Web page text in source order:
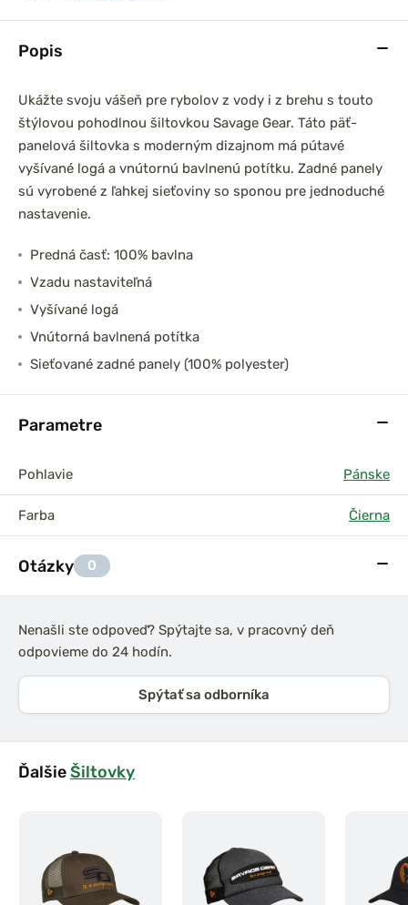
Popis
Ukážte svoju vášeň pre rybolov z vody i z brehu s touto
štýlovou pohodlnou šiltovkou Savage Gear. Táto päť-
panelová šiltovka s moderným dizajnom má pútavé
vyšívané logá a vnútornú bavlnenú potítku. Zadné panely
sú vyrobené z ľahkej sieťoviny so sponou pre jednoduché
nastavenie.
Predná časť: 100% bavlna
Vzadu nastaviteľná
Vyšívané logá
Vnútorná bavlnená potítka
Sieťované zadné panely (100% polyester)
Parametre
Pohlavie Pánske
Farba Čierna
Otázky 0
Nenašli ste odpoveď? Spýtajte sa, v pracovný deň
odpovieme do 24 hodín.
Spýtať sa odborníka
ĎalšieŠiltovky